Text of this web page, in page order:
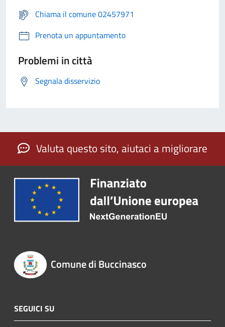
Chiama il comune 02457971
Prenota un appuntamento
Problemi in città
Segnala disservizio
Valuta questo sito, aiutaci a migliorare
Comune di Buccinasco
SEGUICI SU